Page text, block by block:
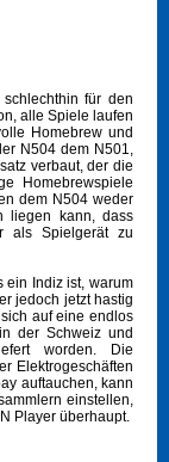
für den
alle Spiele laufen
Homebrew und
N504 dem N501,
verbaut, der die
Homebrewspiele
dem N504 weder
liegen kann, dass
als Spielgerät zu
ein Indiz ist, warum
jedoch jetzt hastig
auf eine endlos
der Schweiz und
worden. Die
Elektrogeschäften
auftauchen, kann
einstellen,
Player überhaupt.